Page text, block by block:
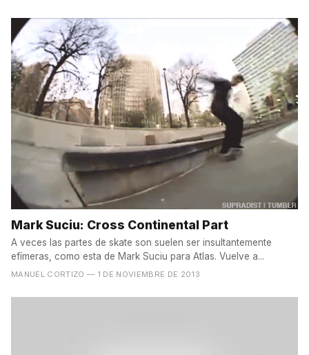
Mark Suciu: Cross Continental Part
A veces las partes de skate son suelen ser insultantemente
efímeras, como esta de Mark Suciu para Atlas. Vuelve a...
MANUEL CORTIZO — 1 DE NOVIEMBRE DE 2013